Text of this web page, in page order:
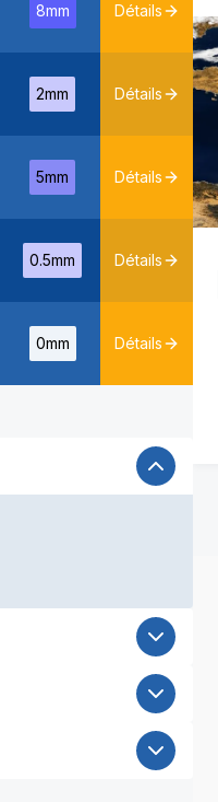
8mm Détails
2mm Détails
5mm Détails
0.5mm Détails
0mm Détails